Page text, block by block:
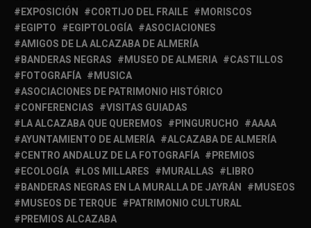
EXPOSICIÓN
CORTIJO DEL FRAILE
MORISCOS
EGIPTO
EGIPTOLOGÍA
ASOCIACIONES
AMIGOS DE LA ALCAZABA DE ALMERÍA
BANDERAS NEGRAS
MUSEO DE ALMERIA
CASTILLOS
FOTOGRAFÍA
MUSICA
ASOCIACIONES DE PATRIMONIO HISTÓRICO
CONFERENCIAS
VISITAS GUIADAS
LA ALCAZABA QUE QUEREMOS
PINGURUCHO
AAAA
AYUNTAMIENTO DE ALMERÍA
ALCAZABA DE ALMERÍA
CENTRO ANDALUZ DE LA FOTOGRAFÍA
PREMIOS
ECOLOGÍA
LOS MILLARES MURALLAS
LIBRO
BANDERAS NEGRAS EN LA MURALLA DE JAYRÁN
MUSEOS
MUSEOS DE TERQUE
PATRIMONIO CULTURAL
PREMIOS ALCAZABA